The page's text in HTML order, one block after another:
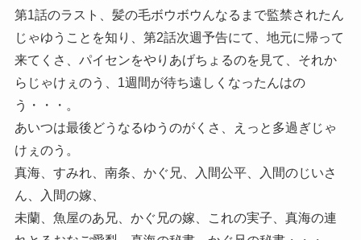
第1話のラスト、髪の毛ボウボウんなるまで監禁されたん
じゃゆうことを知り、第2話次週予告にて、地元に帰って
来てくさ、パイセンをやりあげちょるのを見て、それか
らじゃけぇのう、1週間が待ち遠しくなったんはの
う・・・。
あいつは最後どうなるゆうのがくさ、えっと多過ぎじゃ
けぇのう。
真海、すみれ、南条、かぐ兄、入間公平、入間のじいさ
ん、入間の嫁、
未蘭、魚屋のあ兄、かぐ兄の嫁、これの実子、真海の連